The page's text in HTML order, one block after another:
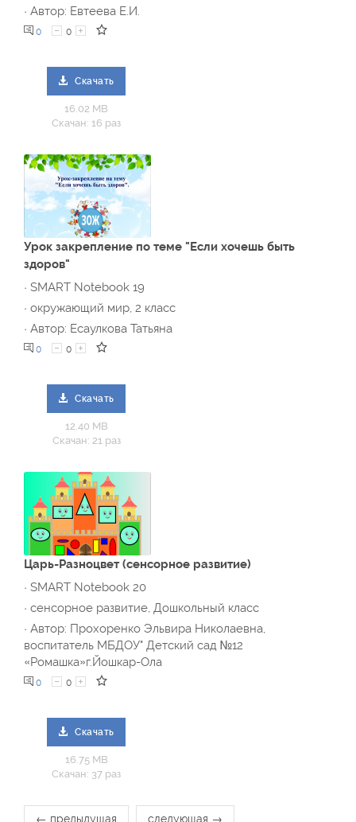
· Автор: Евтеева Е.И.
0 0
Скачать
16.02 MB
Скачан: 16 раз
Урок закрепление по теме "Если хочешь быть
здоров"
· SMART Notebook 19
· окружающий мир, 2 класс
· Автор: Есаулкова Татьяна
0 0
Скачать
12.40 MB
Скачан: 21 раз
Царь-Разноцвет (сенсорное развитие)
· SMART Notebook 20
· сенсорное развитие, Дошкольный класс
· Автор: Прохоренко Эльвира Николаевна,
воспитатель МБДОУ" Детский сад №12
«Ромашка»г.Йошкар-Ола
0 0
Скачать
16.75 MB
Скачан: 37 раз
← предыдущая следующая →